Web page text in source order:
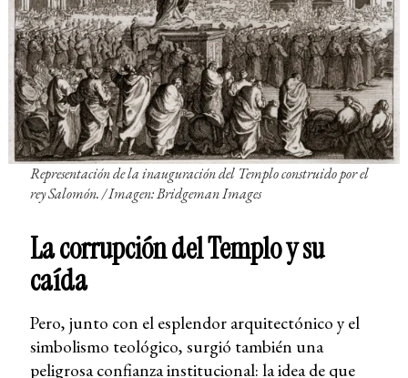
Representación de la inauguración del Templo construido por el
rey Salomón. / Imagen: Bridgeman Images
La corrupción del Templo y su
caída
Pero, junto con el esplendor arquitectónico y el
simbolismo teológico, surgió también una
peligrosa confianza institucional: la idea de que